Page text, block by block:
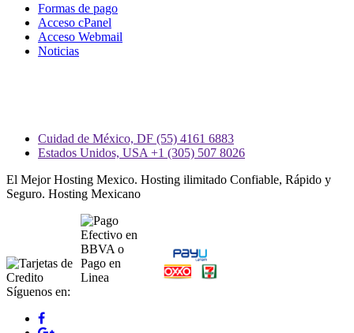
Formas de pago
Acceso cPanel
Acceso Webmail
Noticias
Cuidad de México, DF (55) 4161 6883
Estados Unidos, USA +1 (305) 507 8026
El Mejor Hosting Mexico. Hosting ilimitado Confiable, Rápido y
Seguro. Hosting Mexicano
Síguenos en: